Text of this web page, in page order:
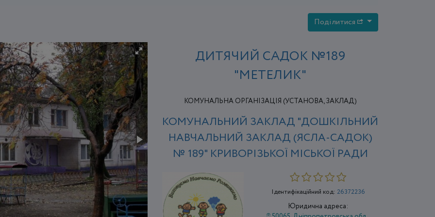
Поділитися
ДИТЯЧИЙ САДОК №189
"МЕТЕЛИК"
КОМУНАЛЬНА ОРГАНІЗАЦІЯ (УСТАНОВА, ЗАКЛАД)
КОМУНАЛЬНИЙ ЗАКЛАД "ДОШКІЛЬНИЙ
НАВЧАЛЬНИЙ ЗАКЛАД (ЯСЛА-САДОК)
№ 189" КРИВОРІЗЬКОЇ МІСЬКОЇ РАДИ
Ідентифікаційний код: 26372236
Юридична адреса: